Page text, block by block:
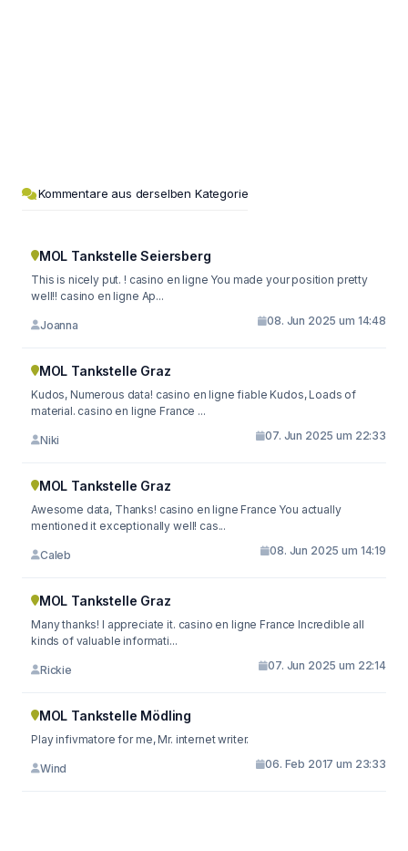
Kommentare aus derselben Kategorie
MOL Tankstelle Seiersberg
This is nicely put. ! casino en ligne You made your position pretty
well!! casino en ligne Ap...
Joanna 08. Jun 2025 um 14:48
MOL Tankstelle Graz
Kudos, Numerous data! casino en ligne fiable Kudos, Loads of
material. casino en ligne France ...
Niki 07. Jun 2025 um 22:33
MOL Tankstelle Graz
Awesome data, Thanks! casino en ligne France You actually
mentioned it exceptionally well! cas...
Caleb 08. Jun 2025 um 14:19
MOL Tankstelle Graz
Many thanks! I appreciate it. casino en ligne France Incredible all
kinds of valuable informati...
Rickie 07. Jun 2025 um 22:14
MOL Tankstelle Mödling
Play infivmatore for me, Mr. internet writer.
Wind 06. Feb 2017 um 23:33